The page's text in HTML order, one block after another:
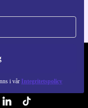
i vår Integritetspolicy
NEW.